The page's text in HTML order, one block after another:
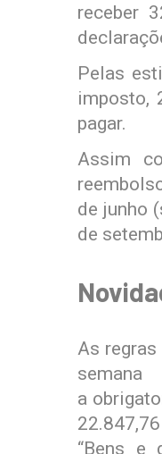
receber
Pelas
imposto,
pagar.
Assim
de junho
de
As
a
“Bens e